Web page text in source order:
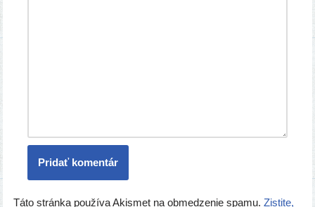
Táto stránka používa Akismet na obmedzenie spamu.Zistite,